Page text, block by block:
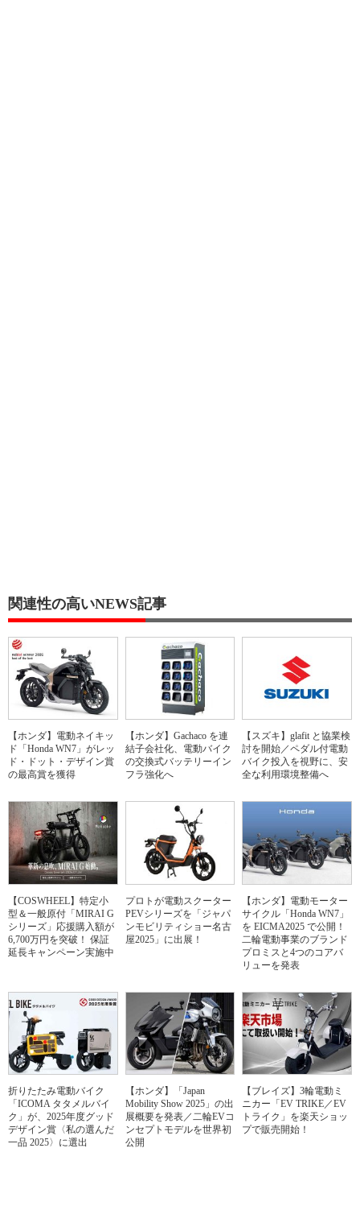
関連性の高いNEWS記事
【ホンダ】電動ネイキッ
ド「Honda WN7」がレッ
ド・ドット・デザイン賞
の最高賞を獲得
【ホンダ】Gachaco を連
結子会社化、電動バイク
の交換式バッテリーイン
フラ強化へ
【スズキ】glafit と協業検
討を開始／ペダル付電動
バイク投入を視野に、安
全な利用環境整備へ
【COSWHEEL】特定小
型＆一般原付「MIRAI G
シリーズ」応援購入額が
6,700万円を突破！ 保証
延長キャンペーン実施中
プロトが電動スクーター
PEVシリーズを「ジャパ
ンモビリティショー名古
屋2025」に出展！
【ホンダ】電動モーター
サイクル「Honda WN7」
を EICMA2025 で公開！
二輪電動事業のブランド
プロミスと4つのコアバ
リューを発表
折りたたみ電動バイク
「ICOMA タタメルバイ
ク」が、2025年度グッド
デザイン賞〈私の選んだ
一品 2025〉に選出
【ホンダ】「Japan
Mobility Show 2025」の出
展概要を発表／二輪EVコ
ンセプトモデルを世界初
公開
【ブレイズ】3輪電動ミ
ニカー「EV TRIKE／EV
トライク」を楽天ショッ
プで販売開始！